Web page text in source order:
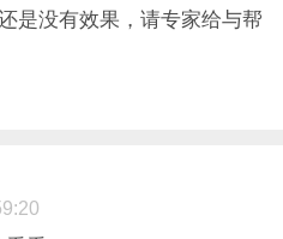
是没有效果，请专家给与帮